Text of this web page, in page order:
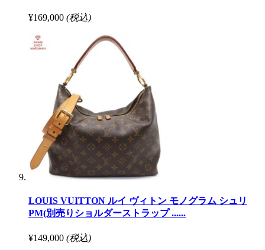
¥169,000 (税込)
LOUIS VUITTON ルイ ヴィトン モノグラム シュリ
PM(別売りショルダーストラップ ......
¥149,000 (税込)